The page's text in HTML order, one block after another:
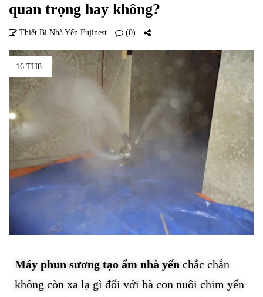
quan trọng hay không?
Thiết Bị Nhà Yến Fujinest (0)
16 TH8
Máy phun sương tạo ẩm nhà yến chắc chắn
không còn xa lạ gì đối với bà con nuôi chim yến